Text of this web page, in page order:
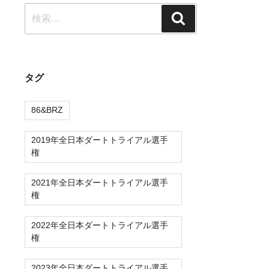
索:
索
タグ
86&BRZ
2019年全日本ダートトライアル選手
権
2021年全日本ダートトライアル選手
権
2022年全日本ダートトライアル選手
権